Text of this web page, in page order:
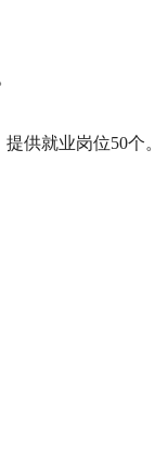
供就业岗位50个。